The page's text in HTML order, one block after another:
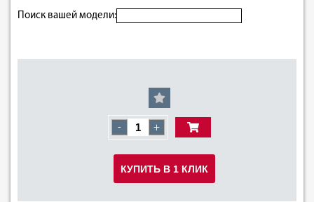
Поиск вашей модели:
- +
КУПИТЬ В 1 КЛИК